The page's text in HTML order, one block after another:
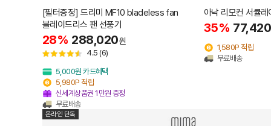
[필터증정] 드리미 MF10 bladeless fan
블레이드리스 팬 선풍기
28% 288,020원
4.5 (6)
5,000원 카드혜택
5,980P 적립
신세계상품권 1만원 증정
무료배송
아낙 리모컨 서큘
35% 77,420
1,580P 적립
무료배송
온라인 단독